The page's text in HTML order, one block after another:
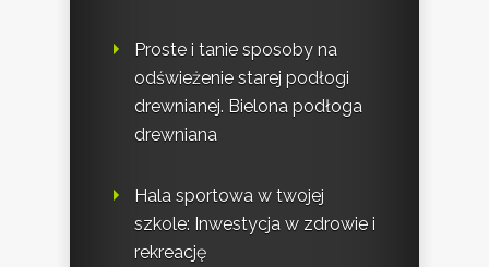
Proste i tanie sposoby na
odświeżenie starej podłogi
drewnianej. Bielona podłoga
drewniana
Hala sportowa w twojej
szkole: Inwestycja w zdrowie i
rekreację